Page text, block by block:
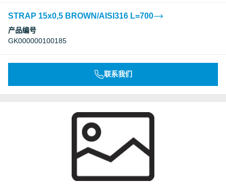
STRAP 15x0,5 BROWN/AISI316 L=700
产品编号
GK000000100185
联系我们